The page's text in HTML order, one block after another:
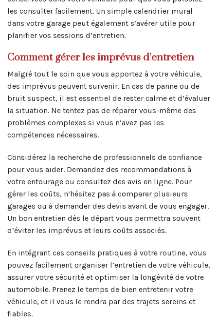
les consulter facilement. Un simple calendrier mural
dans votre garage peut également s’avérer utile pour
planifier vos sessions d’entretien.
Comment gérer les imprévus d’entretien
Malgré tout le soin que vous apportez à votre véhicule,
des imprévus peuvent survenir. En cas de panne ou de
bruit suspect, il est essentiel de rester calme et d’évaluer
la situation. Ne tentez pas de réparer vous-même des
problèmes complexes si vous n’avez pas les
compétences nécessaires.
Considérez la recherche de professionnels de confiance
pour vous aider. Demandez des recommandations à
votre entourage ou consultez des avis en ligne. Pour
gérer les coûts, n’hésitez pas à comparer plusieurs
garages ou à demander des devis avant de vous engager.
Un bon entretien dès le départ vous permettra souvent
d’éviter les imprévus et leurs coûts associés.
En intégrant ces conseils pratiques à votre routine, vous
pouvez facilement organiser l’entretien de votre véhicule,
assurer votre sécurité et optimiser la longévité de votre
automobile. Prenez le temps de bien entretenir votre
véhicule, et il vous le rendra par des trajets sereins et
fiables.